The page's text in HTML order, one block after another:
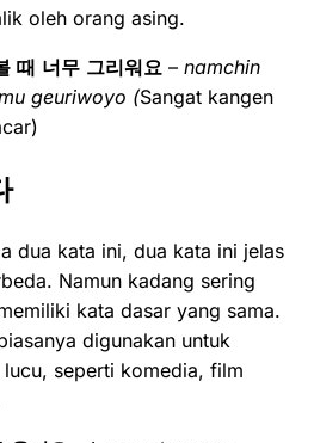
oleh orang asing.
때 너무 그리워요 – namchin
geuriwoyo (Sangat kangen
dua kata ini, dua kata ini jelas
Namun kadang sering
kata dasar yang sama.
digunakan untuk
seperti komedia, film